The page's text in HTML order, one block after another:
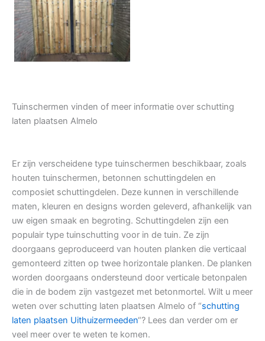
Tuindeur grenen
Tuinschermen vinden of meer informatie over schutting
laten plaatsen Almelo
Er zijn verscheidene type tuinschermen beschikbaar, zoals
houten tuinschermen, betonnen schuttingdelen en
composiet schuttingdelen. Deze kunnen in verschillende
maten, kleuren en designs worden geleverd, afhankelijk van
uw eigen smaak en begroting. Schuttingdelen zijn een
populair type tuinschutting voor in de tuin. Ze zijn
doorgaans geproduceerd van houten planken die verticaal
gemonteerd zitten op twee horizontale planken. De planken
worden doorgaans ondersteund door verticale betonpalen
die in de bodem zijn vastgezet met betonmortel. Wilt u meer
weten over schutting laten plaatsen Almelo of “schutting
laten plaatsen Uithuizermeeden“? Lees dan verder om er
veel meer over te weten te komen.